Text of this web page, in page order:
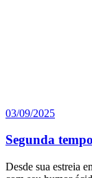
03/09/2025
Segunda
Desde sua estreia